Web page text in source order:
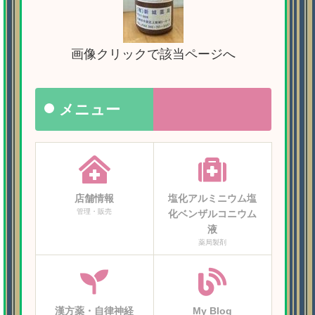
画像クリックで該当ページへ
メニュー
店舗情報
管理・販売
塩化アルミニウム塩
化ベンザルコニウム
液
薬局製剤
漢方薬・自律神経 My Blog